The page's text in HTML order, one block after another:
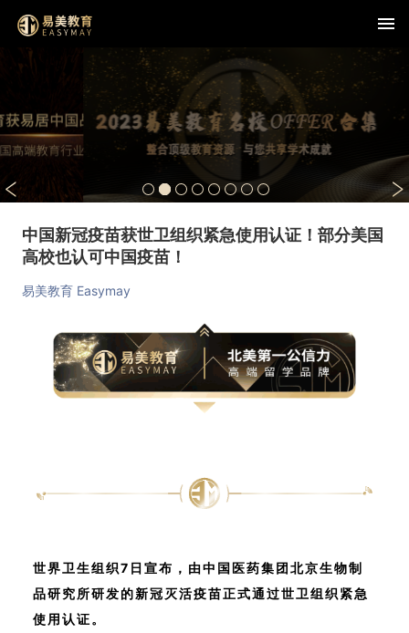
中国新冠疫苗获世卫组织紧急使用认证！部分美国
高校也认可中国疫苗！
易美教育 Easymay
世界卫生组织7日宣布，由中国医药集团北京生物制
品研究所研发的新冠灭活疫苗正式通过世卫组织紧急
使用认证。